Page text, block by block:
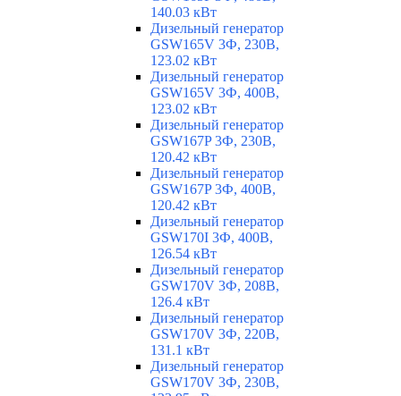
140.03 кВт
Дизельный генератор
GSW165V 3Ф, 230В,
123.02 кВт
Дизельный генератор
GSW165V 3Ф, 400В,
123.02 кВт
Дизельный генератор
GSW167P 3Ф, 230В,
120.42 кВт
Дизельный генератор
GSW167P 3Ф, 400В,
120.42 кВт
Дизельный генератор
GSW170I 3Ф, 400В,
126.54 кВт
Дизельный генератор
GSW170V 3Ф, 208В,
126.4 кВт
Дизельный генератор
GSW170V 3Ф, 220В,
131.1 кВт
Дизельный генератор
GSW170V 3Ф, 230В,